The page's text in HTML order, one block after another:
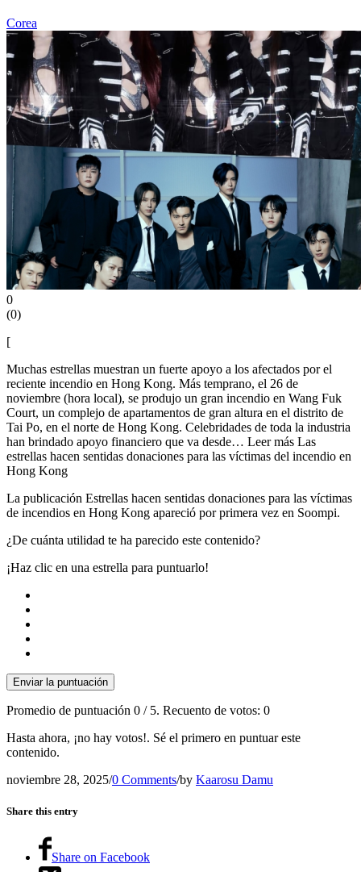
Corea
0
(0)
[
Muchas estrellas muestran un fuerte apoyo a los afectados por el
reciente incendio en Hong Kong. Más temprano, el 26 de
noviembre (hora local), se produjo un gran incendio en Wang Fuk
Court, un complejo de apartamentos de gran altura en el distrito de
Tai Po, en el norte de Hong Kong. Celebridades de toda la industria
han brindado apoyo financiero que va desde… Leer más Las
estrellas hacen sentidas donaciones para las víctimas del incendio en
Hong Kong
La publicación Estrellas hacen sentidas donaciones para las víctimas
de incendios en Hong Kong apareció por primera vez en Soompi.
¿De cuánta utilidad te ha parecido este contenido?
¡Haz clic en una estrella para puntuarlo!
Enviar la puntuación
Promedio de puntuación 0 / 5. Recuento de votos: 0
Hasta ahora, ¡no hay votos!. Sé el primero en puntuar este
contenido.
noviembre 28, 2025/0 Comments/by Kaarosu Damu
Share this entry
Share on Facebook